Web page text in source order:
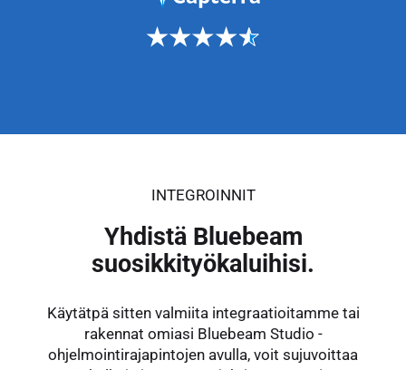
INTEGROINNIT
Yhdistä Bluebeam
suosikkityökaluihisi.
Käytätpä sitten valmiita integraatioitamme tai
rakennat omiasi Bluebeam Studio -
ohjelmointirajapintojen avulla, voit sujuvoittaa